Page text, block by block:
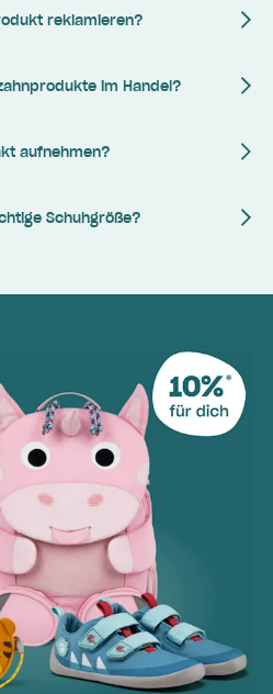
reklamieren?
im Handel?
aufnehmen?
Schuhgröße?